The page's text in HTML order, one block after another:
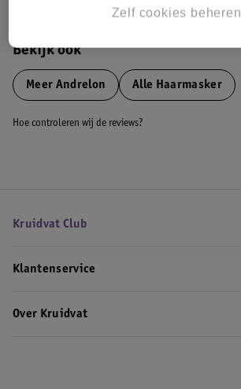
Bekijk ook
Meer Andrelon Alle Haarmasker
Hoe controleren wij de reviews?
Kruidvat Club
Klantenservice
Over Kruidvat
Zelf cookies beheren